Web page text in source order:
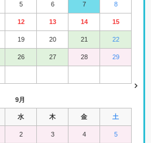
5 6 7 8
12 13 14 15
19 20 21 22
26 27 28 29
9月
水 木 金 土
2 3 4 5